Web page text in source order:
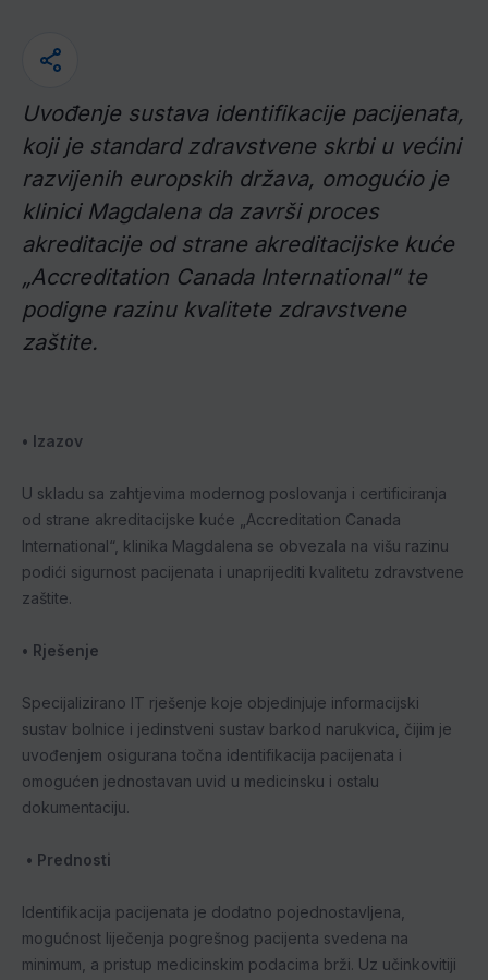
Uvođenje sustava identifikacije pacijenata,
koji je standard zdravstvene skrbi u većini
razvijenih europskih država, omogućio je
klinici Magdalena da završi proces
akreditacije od strane akreditacijske kuće
„Accreditation Canada International“ te
podigne razinu kvalitete zdravstvene
zaštite.
• Izazov
U skladu sa zahtjevima modernog poslovanja i certificiranja
od strane akreditacijske kuće „Accreditation Canada
International“, klinika Magdalena se obvezala na višu razinu
podići sigurnost pacijenata i unaprijediti kvalitetu zdravstvene
zaštite.
• Rješenje
Specijalizirano IT rješenje koje objedinjuje informacijski
sustav bolnice i jedinstveni sustav barkod narukvica, čijim je
uvođenjem osigurana točna identifikacija pacijenata i
omogućen jednostavan uvid u medicinsku i ostalu
dokumentaciju.
• Prednosti
Identifikacija pacijenata je dodatno pojednostavljena,
mogućnost liječenja pogrešnog pacijenta svedena na
minimum, a pristup medicinskim podacima brži. Uz učinkovitiji